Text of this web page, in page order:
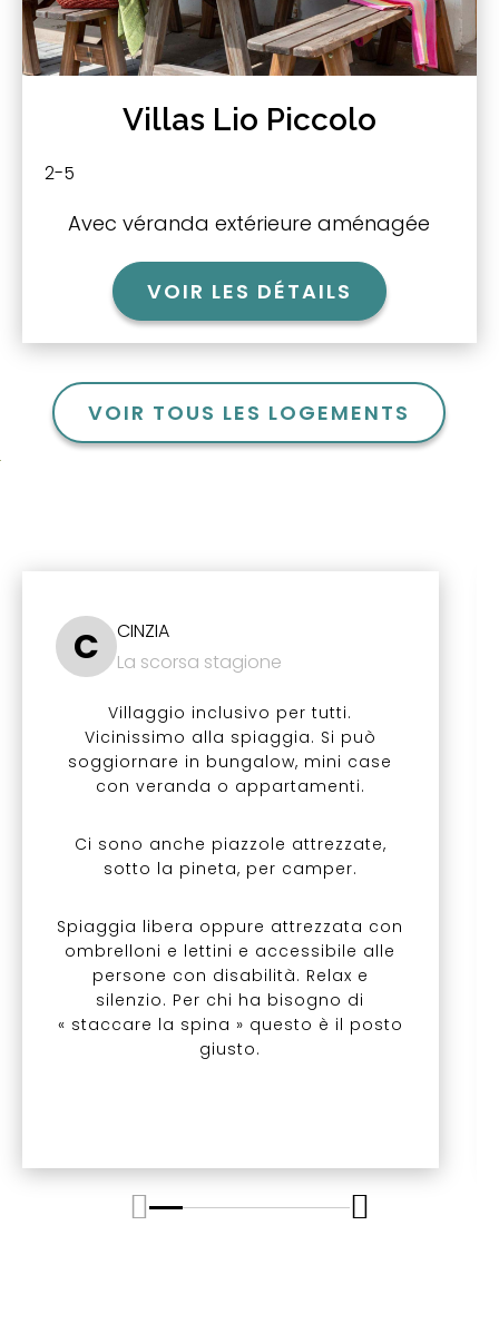
Villas Lio Piccolo
2-5
Avec véranda extérieure aménagée
VOIR LES DÉTAILS
VOIR TOUS LES LOGEMENTS
C
CINZIA
La scorsa stagione
Villaggio inclusivo per tutti.
Vicinissimo alla spiaggia. Si può
soggiornare in bungalow, mini case
con veranda o appartamenti.
Ci sono anche piazzole attrezzate,
sotto la pineta, per camper.
Spiaggia libera oppure attrezzata con
ombrelloni e lettini e accessibile alle
persone con disabilità. Relax e
silenzio. Per chi ha bisogno di
« staccare la spina » questo è il posto
giusto.